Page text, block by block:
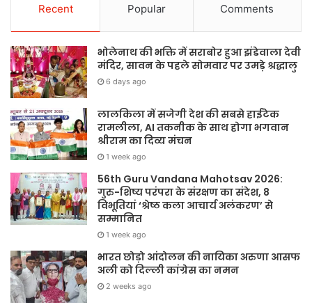
Recent Popular Comments
भोलेनाथ की भक्ति में सराबोर हुआ झंडेवाला देवी
मंदिर, सावन के पहले सोमवार पर उमड़े श्रद्धालु
6 days ago
लालकिला में सजेगी देश की सबसे हाईटेक
रामलीला, AI तकनीक के साथ होगा भगवान
श्रीराम का दिव्य मंचन
1 week ago
56th Guru Vandana Mahotsav 2026:
गुरु-शिष्य परंपरा के संरक्षण का संदेश, 8
विभूतियां ‘श्रेष्ठ कला आचार्य अलंकरण’ से
सम्मानित
1 week ago
भारत छोड़ो आंदोलन की नायिका अरुणा आसफ
अली को दिल्ली कांग्रेस का नमन
2 weeks ago